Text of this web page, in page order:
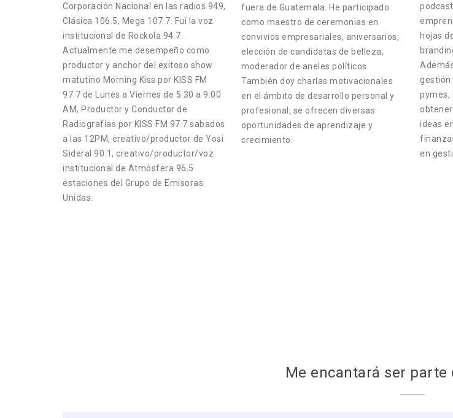
Corporación Nacional en las radios 949,
Clásica 106.5, Mega 107.7. Fuí la voz
institucional de Rockola 94.7.
Actualmente me desempeño como
productor y anchor del exitoso show
matutino Morning Kiss por KISS FM
97.7 de Lunes a Viernes de 5:30 a 9:00
AM, Productor y Conductor de
Radiografías por KISS FM 97.7 sabados
a las 12PM, creativo/productor de Yosi
Sideral 90.1, creativo/productor/voz
institucional de Atmósfera 96.5
estaciones del Grupo de Emisoras
Unidas.
fuera de Guatemala. He participado
como maestro de ceremonias en
convivios empresariales, aniversarios,
elección de candidatas de belleza,
moderador de aneles políticos.
También doy charlas motivacionales
en el ámbito de desarrollo personal y
profesional, se ofrecen diversas
oportunidades de aprendizaje y
crecimiento.
hojas
gestión
pymes,
ideas
en
Me encantará ser parte